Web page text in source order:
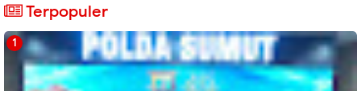
Terpopuler